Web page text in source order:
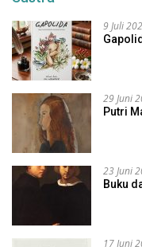
9 Juli
29 Juni
Putri
23 Juni
Buku
17 Juni